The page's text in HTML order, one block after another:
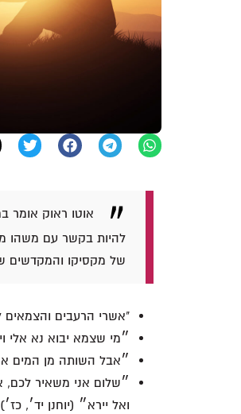
להיות בקשר עם משהו
של מקסיקו והמקדשים
"אשרי הרעבים
״מי שצמא יבוא נא אלי
״אבל השותה מן המים
״שלום אני משאיר לכם,
ואל יירא״ (יוחנן יד׳, כז׳)